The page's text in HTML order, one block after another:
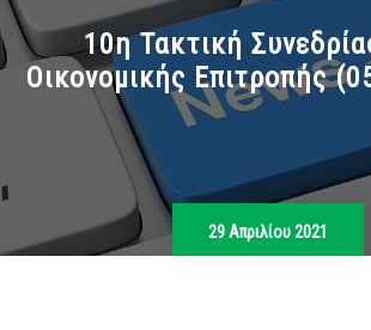
10η Τακτική
Οικονομικής Επιτροπής
29 Απριλίου 2021